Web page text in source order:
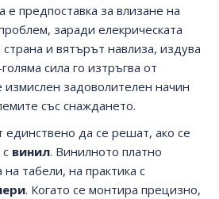
е предпоставка за влизане на
заради елекрическата
и вятърът навлиза, издува
сила го изтръгва от
измислен задоволителен начин
със снаждането.
единствено да се решат, ако се
винил. Винилното платно
на табели, на практика с
. Когато се монтира прецизно,